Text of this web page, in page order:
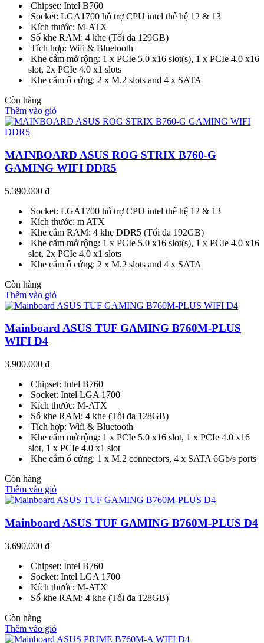
Chipset: Intel B760
Socket: LGA1700 hỗ trợ CPU intel thế hệ 12 & 13
Kích thước: M-ATX
Số khe RAM: 4 khe (Tối đa 129GB)
Tích hợp: Wifi & Bluetooth
Khe cắm mở rộng: 1 x PCIe 5.0 x16 slot(s), 1 x PCIe 4.0 x16
slot, 2x PCIe 4.0 x1 slots
Khe cắm ổ cứng: 2 x M.2 slots and 4 x SATA
Còn hàng
Thêm vào giỏ
MAINBOARD ASUS ROG STRIX B760-G
GAMING WIFI DDR5
5.390.000 ₫
Socket: LGA1700 hỗ trợ CPU intel thế hệ 12 & 13
Kích thước: m ATX
Khe cắm RAM: 4 khe DDR5 (Tối đa 192GB)
Khe cắm mở rộng: 1 x PCIe 5.0 x16 slot(s), 1 x PCIe 4.0 x16
slot, 2x PCIe 4.0 x1 slots
Khe cắm ổ cứng: 2 x M.2 slots and 4 x SATA
Còn hàng
Thêm vào giỏ
Mainboard ASUS TUF GAMING B760M-PLUS
WIFI D4
3.900.000 ₫
Chipset: Intel B760
Socket: Intel LGA 1700
Kích thước: M-ATX
Số khe RAM: 4 khe (Tối đa 128GB)
Tích hợp: Wifi & Bluetooth
Khe cắm mở rộng: 1 x PCIe 5.0 x16 slot, 1 x PCIe 4.0 x16
slot, 1 x PCIe 4.0 x1 slot
Khe cắm ổ cứng: 1 x M.2 connectors, 4 x SATA 6Gb/s ports
Còn hàng
Thêm vào giỏ
Mainboard ASUS TUF GAMING B760M-PLUS D4
3.690.000 ₫
Chipset: Intel B760
Socket: Intel LGA 1700
Kích thước: M-ATX
Số khe RAM: 4 khe (Tối đa 128GB)
Còn hàng
Thêm vào giỏ